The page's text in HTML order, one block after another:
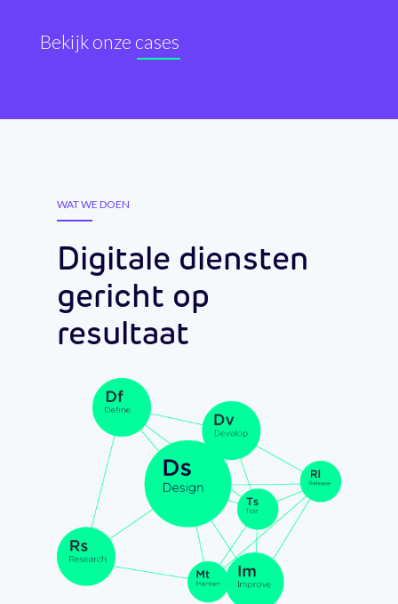
Bekijk onze cases
WAT WE DOEN
Digitale diensten
gericht op
resultaat